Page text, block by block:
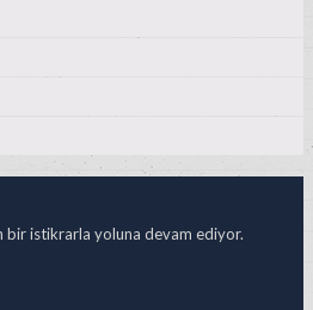
bir istikrarla yoluna devam ediyor.